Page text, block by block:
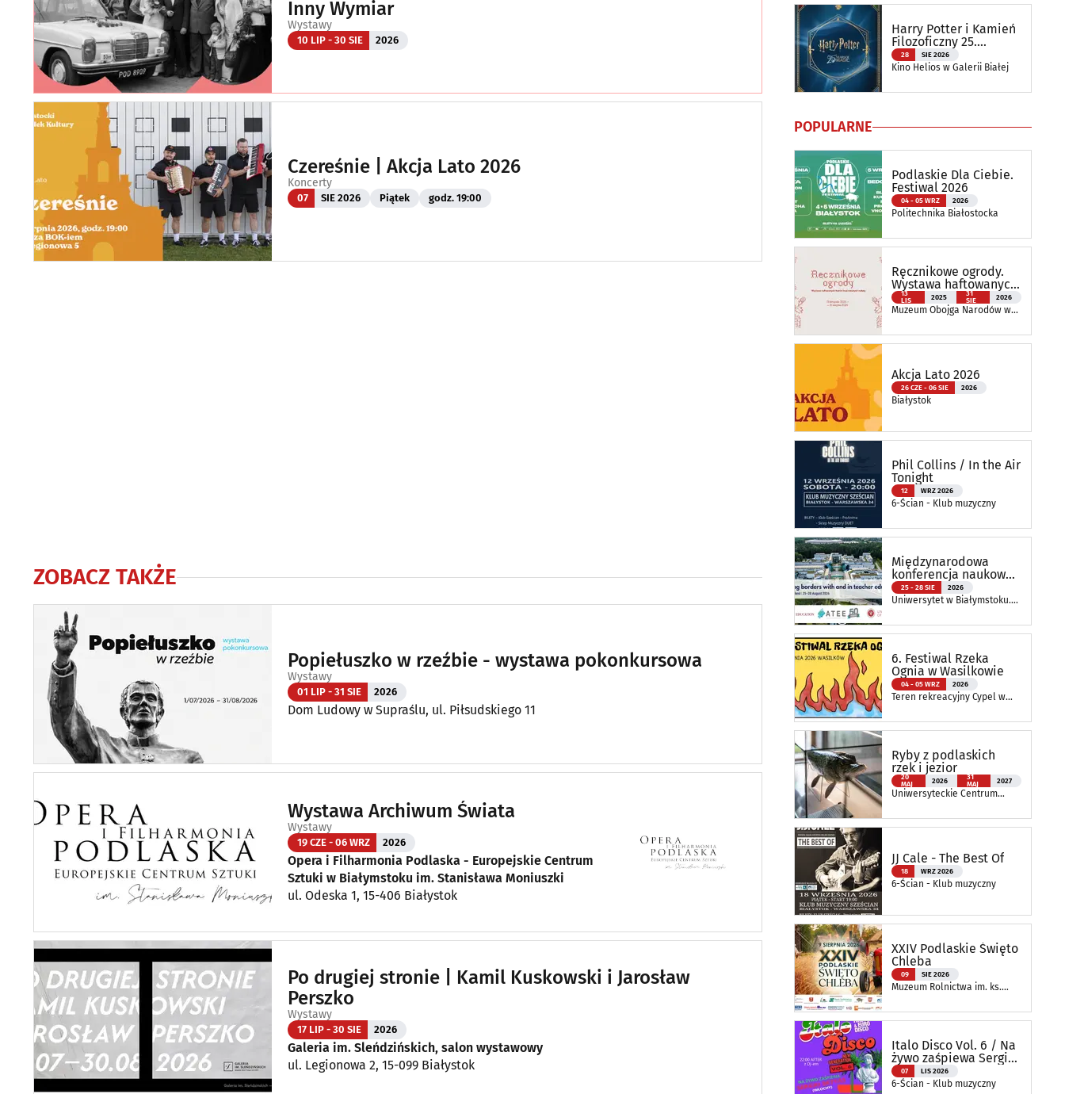
Inny Wymiar
Wystawy
10 LIP - 30 SIE 2026
Czereśnie | Akcja Lato 2026
Koncerty
07 SIE 2026 Piątek godz. 19:00
ZOBACZ TAKŻE
Popiełuszko w rzeźbie - wystawa pokonkursowa
Wystawy
01 LIP - 31 SIE 2026
Dom Ludowy w Supraślu, ul. Piłsudskiego 11
Wystawa Archiwum Świata
Wystawy
19 CZE - 06 WRZ 2026
Opera i Filharmonia Podlaska - Europejskie Centrum
Sztuki w Białymstoku im. Stanisława Moniuszki
ul. Odeska 1, 15-406 Białystok
Po drugiej stronie | Kamil Kuskowski i Jarosław
Perszko
Wystawy
17 LIP - 30 SIE 2026
Galeria im. Sleńdzińskich, salon wystawowy
ul. Legionowa 2, 15-099 Białystok
Harry Potter i Kamień
Filozoficzny 25.
rocznica premiery |
Helios RePlay
28 SIE 2026
Kino Helios w Galerii Białej
POPULARNE
Podlaskie Dla Ciebie.
Festiwal 2026
04 - 05 WRZ 2026
Politechnika Białostocka
Ręcznikowe ogrody.
Wystawa haftowanych
tkanin inspirowanych
naturą
13
LIS
2025
31
SIE
2026
Muzeum Obojga Narodów w
Muzeum Podlaskiego w
Akcja Lato 2026
26 CZE - 06 SIE 2026
Białystok
Phil Collins / In the Air
Tonight
12 WRZ 2026
6-Ścian - Klub muzyczny
Międzynarodowa
konferencja naukowa
ATEE Annual
Conference 2026
25 - 28 SIE 2026
Uniwersytet w Białymstoku.
6. Festiwal Rzeka
Ognia w Wasilkowie
04 - 05 WRZ 2026
Teren rekreacyjny Cypel w
Ryby z podlaskich
rzek i jezior
20
MAJ
2026
31
MAJ
2027
Uniwersyteckie Centrum
Andrzeja Myrchy
JJ Cale - The Best Of
18 WRZ 2026
6-Ścian - Klub muzyczny
XXIV Podlaskie Święto
Chleba
09 SIE 2026
Muzeum Rolnictwa im. ks.
Ciechanowcu
Italo Disco Vol. 6 / Na
żywo zaśpiewa Sergio
Bettas
07 LIS 2026
6-Ścian - Klub muzyczny